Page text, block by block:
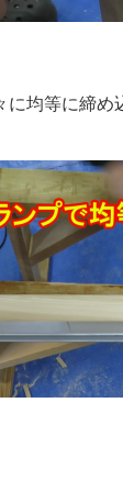
に均等に締め